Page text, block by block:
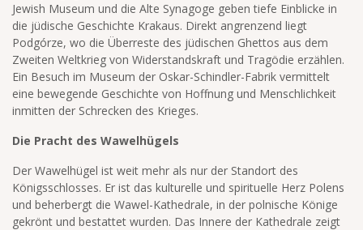
Jewish Museum und die Alte Synagoge geben tiefe Einblicke in
die jüdische Geschichte Krakaus. Direkt angrenzend liegt
Podgórze, wo die Überreste des jüdischen Ghettos aus dem
Zweiten Weltkrieg von Widerstandskraft und Tragödie erzählen.
Ein Besuch im Museum der Oskar-Schindler-Fabrik vermittelt
eine bewegende Geschichte von Hoffnung und Menschlichkeit
inmitten der Schrecken des Krieges.
Die Pracht des Wawelhügels
Der Wawelhügel ist weit mehr als nur der Standort des
Königsschlosses. Er ist das kulturelle und spirituelle Herz Polens
und beherbergt die Wawel-Kathedrale, in der polnische Könige
gekrönt und bestattet wurden. Das Innere der Kathedrale zeigt